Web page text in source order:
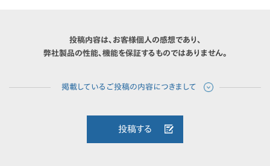
投稿内容は、お客様個人の感想であり、
弊社製品の性能、機能を保証するものではありません。
投稿する